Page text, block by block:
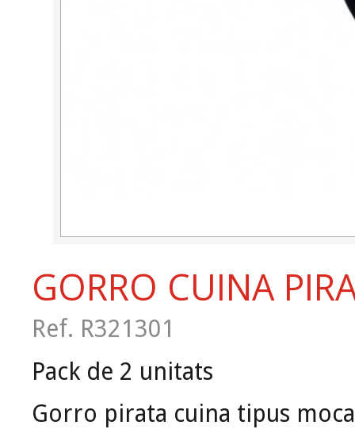
GORRO CUINA
Ref. R321301
Pack de 2 unitats
Gorro pirata cuina tipus